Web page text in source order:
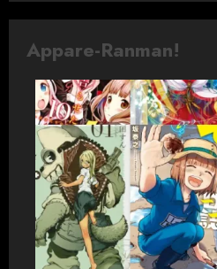
Appare-Ranman!